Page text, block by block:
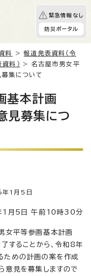
緊急情報なし
防災ポータル
料 >報道発表資料（令
料）
> 名古屋市男女平
集について
基本計画
見募集につ
1月5日
1月5日 午前10時30分
女平等参画基本計画
することから、令和8年
ための計画の案を作成
意見を募集しますので